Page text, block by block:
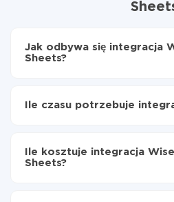
Jak odbywa się integracja
Sheets?
Sheets
do Google Sheets
Ile czasu potrzebuje
od 5 do 30 minut. Konfiguracja
minut.
Ile kosztuje integracja
Sheets?